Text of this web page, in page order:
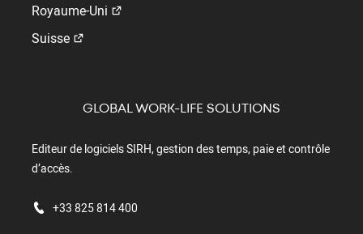
Royaume-Uni
Suisse
GLOBAL WORK-LIFE SOLUTIONS
Editeur de logiciels SIRH, gestion des temps, paie et contrôle
d’accès.
+33 825 814 400